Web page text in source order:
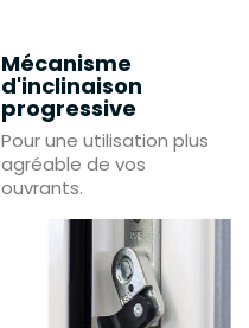
Mécanisme
d'inclinaison
progressive
Pour une utilisation plus
agréable de vos
ouvrants.